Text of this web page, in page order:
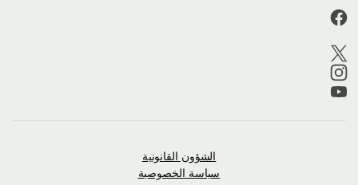
الشؤون القانونية
سياسة الخصوصية